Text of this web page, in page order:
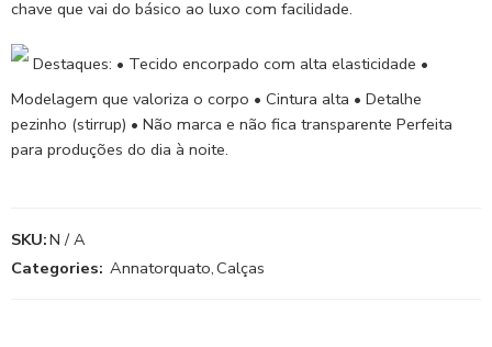
chave que vai do básico ao luxo com facilidade.
Destaques: • Tecido encorpado com alta elasticidade •
Modelagem que valoriza o corpo • Cintura alta • Detalhe
pezinho (stirrup) • Não marca e não fica transparente Perfeita
para produções do dia à noite.
SKU:N / A
Categories: Annatorquato,Calças